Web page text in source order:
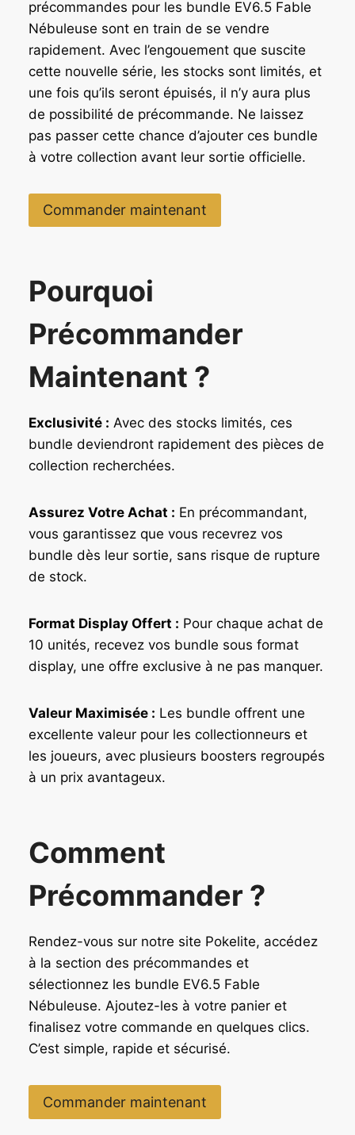
précommandes pour les bundle EV6.5 Fable
Nébuleuse sont en train de se vendre
rapidement. Avec l’engouement que suscite
cette nouvelle série, les stocks sont limités, et
une fois qu’ils seront épuisés, il n’y aura plus
de possibilité de précommande. Ne laissez
pas passer cette chance d’ajouter ces bundle
à votre collection avant leur sortie officielle.
Commander maintenant
Pourquoi
Précommander
Maintenant ?
Exclusivité : Avec des stocks limités, ces
bundle deviendront rapidement des pièces de
collection recherchées.
Assurez Votre Achat : En précommandant,
vous garantissez que vous recevrez vos
bundle dès leur sortie, sans risque de rupture
de stock.
Format Display Offert : Pour chaque achat de
10 unités, recevez vos bundle sous format
display, une offre exclusive à ne pas manquer.
Valeur Maximisée : Les bundle offrent une
excellente valeur pour les collectionneurs et
les joueurs, avec plusieurs boosters regroupés
à un prix avantageux.
Comment
Précommander ?
Rendez-vous sur notre site Pokelite, accédez
à la section des précommandes et
sélectionnez les bundle EV6.5 Fable
Nébuleuse. Ajoutez-les à votre panier et
finalisez votre commande en quelques clics.
C’est simple, rapide et sécurisé.
Commander maintenant